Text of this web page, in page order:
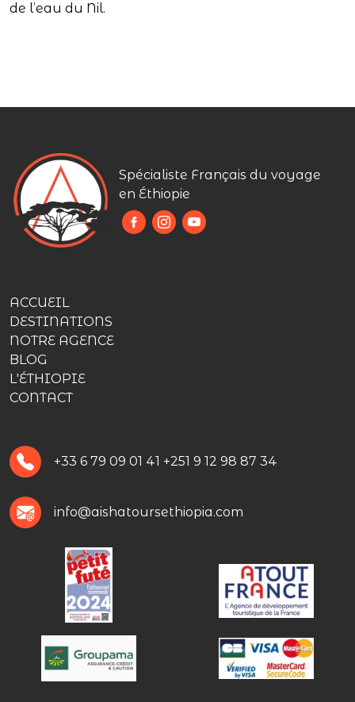
de l’eau du Nil.
Spécialiste Français du voyage
en Éthiopie
ACCUEIL
DESTINATIONS
NOTRE AGENCE
BLOG
L'ÉTHIOPIE
CONTACT
+33 6 79 09 01 41 +251 9 12 98 87 34
info@aishatoursethiopia.com